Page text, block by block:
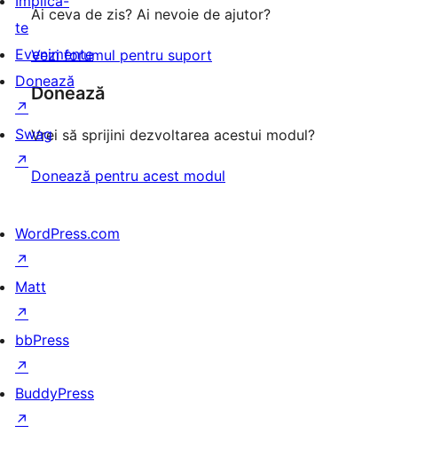
Ai ceva de zis? Ai nevoie de ajutor?
Vezi forumul pentru suport
Donează
Vrei să sprijini dezvoltarea acestui modul?
Donează pentru acest modul
te
Evenimente
Donează
↗
Swag
↗
WordPress.com
↗
Matt
↗
bbPress
↗
BuddyPress
↗